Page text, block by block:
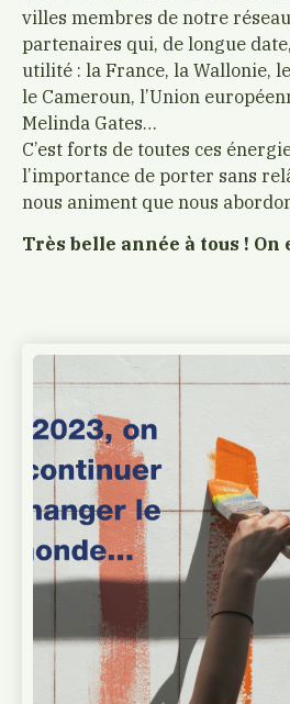
villes membres de notre
partenaires qui, de longue
utilité : la France, la Wallonie,
le Cameroun, l’Union
Melinda Gates…
C’est forts de toutes ces
l’importance de porter sans
nous animent que nous
Très belle année à tous ! On